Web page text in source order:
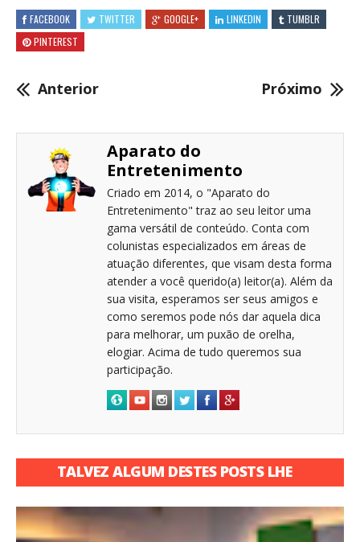
FACEBOOK TWITTER GOOGLE+ LINKEDIN
TUMBLR
PINTEREST
Anterior Próximo
Aparato do
Entretenimento
Criado em 2014, o "Aparato do
Entretenimento" traz ao seu leitor uma
gama versátil de conteúdo. Conta com
colunistas especializados em áreas de
atuação diferentes, que visam desta forma
atender a você querido(a) leitor(a). Além da
sua visita, esperamos ser seus amigos e
como seremos pode nós dar aquela dica
para melhorar, um puxão de orelha,
elogiar. Acima de tudo queremos sua
participação.
TALVEZ ALGUM DESTES POSTS LHE